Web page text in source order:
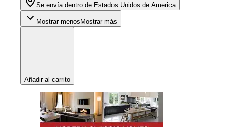
Se envía dentro de Estados Unidos de America
Mostrar menosMostrar más
Añadir al carrito